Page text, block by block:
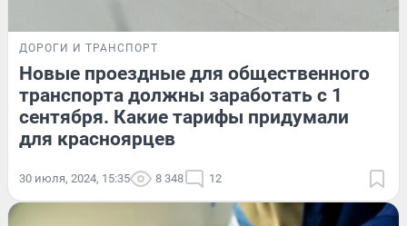
ДОРОГИ И ТРАНСПОРТ
Новые проездные для общественного
транспорта должны заработать с 1
сентября. Какие тарифы придумали
для красноярцев
30 июля, 2024, 15:35 8 348 12